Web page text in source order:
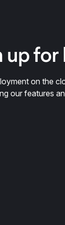
up
on the
our features